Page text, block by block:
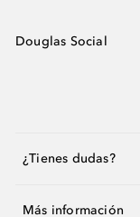
Douglas Social
¿Tienes dudas?
Más información